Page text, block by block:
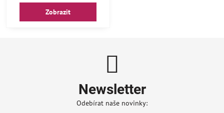
Zobrazit
Newsletter
Odebírat naše novinky: